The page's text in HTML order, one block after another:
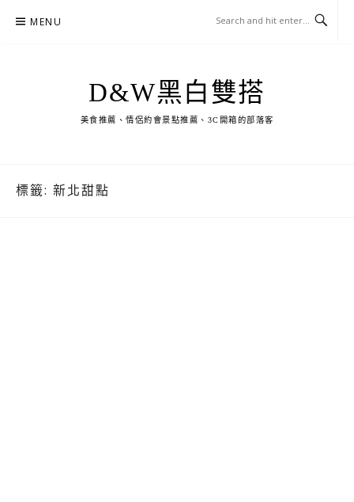
MENU
D&W黑白雙搭
美食推薦、情侶約會景點推薦、3C開箱的部落客
標籤: 新北甜點